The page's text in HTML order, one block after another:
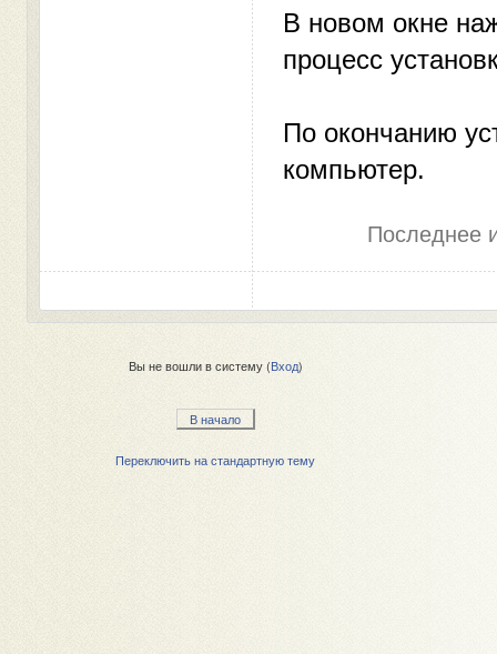
В новом окне
процесс
По окончанию
компьютер.
Последнее
Вы не вошли в систему (Вход)
В начало
Переключить на стандартную тему